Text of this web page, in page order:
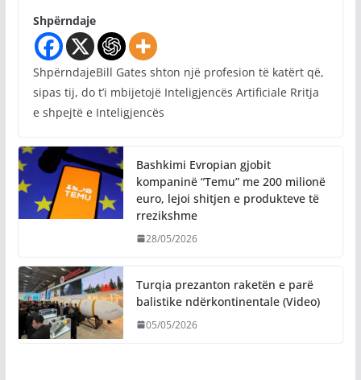
Shpërndaje
ShpërndajeBill Gates shton një profesion të katërt që,
sipas tij, do t’i mbijetojë Inteligjencës Artificiale Rritja
e shpejtë e Inteligjencës
Bashkimi Evropian gjobit
kompaninë “Temu” me 200 milionë
euro, lejoi shitjen e produkteve të
rrezikshme
28/05/2026
Turqia prezanton raketën e parë
balistike ndërkontinentale (Video)
05/05/2026